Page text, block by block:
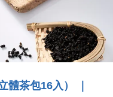
體茶包16入） ｜